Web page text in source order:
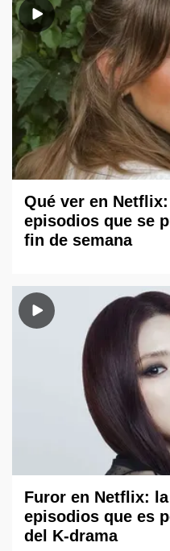
Qué ver en
episodios que se
fin de semana
Furor en Netflix:
episodios que es
del K-drama